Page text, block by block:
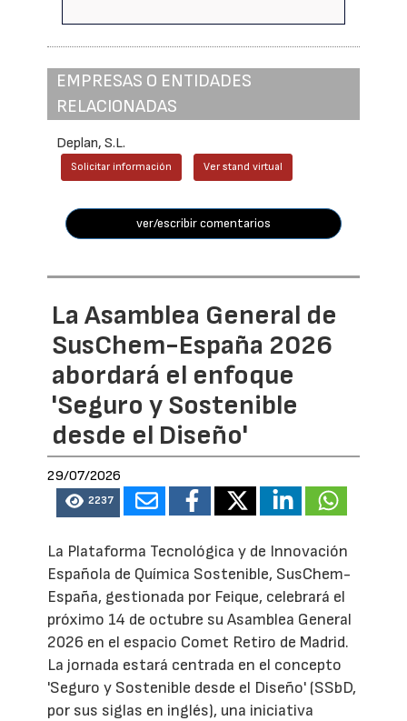
EMPRESAS O ENTIDADES
RELACIONADAS
Deplan, S.L.
Solicitar información Ver stand virtual
ver/escribir comentarios
La Asamblea General de
SusChem-España 2026
abordará el enfoque
'Seguro y Sostenible
desde el Diseño'
29/07/2026
2237
La Plataforma Tecnológica y de Innovación
Española de Química Sostenible, SusChem-
España, gestionada por Feique, celebrará el
próximo 14 de octubre su Asamblea General
2026 en el espacio Comet Retiro de Madrid.
La jornada estará centrada en el concepto
'Seguro y Sostenible desde el Diseño' (SSbD,
por sus siglas en inglés), una iniciativa